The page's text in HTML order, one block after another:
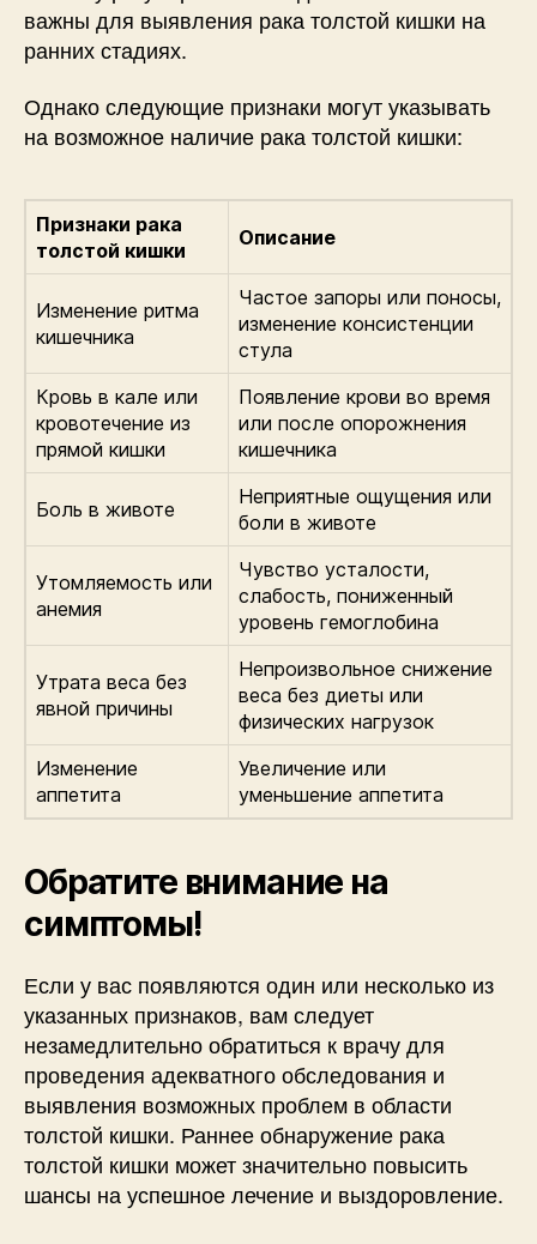
важны для выявления рака толстой кишки на
ранних стадиях.
Однако следующие признаки могут указывать
на возможное наличие рака толстой кишки:
Признаки рака
толстой кишки
Описание
Изменение ритма
кишечника
Частое запоры или поносы,
изменение консистенции
стула
Кровь в кале или
кровотечение из
прямой кишки
Появление крови во время
или после опорожнения
кишечника
Боль в животе
Неприятные ощущения или
боли в животе
Утомляемость или
анемия
Чувство усталости,
слабость, пониженный
уровень гемоглобина
Утрата веса без
явной причины
Непроизвольное снижение
веса без диеты или
физических нагрузок
Изменение
аппетита
Увеличение или
уменьшение аппетита
Обратите внимание на
симптомы!
Если у вас появляются один или несколько из
указанных признаков, вам следует
незамедлительно обратиться к врачу для
проведения адекватного обследования и
выявления возможных проблем в области
толстой кишки. Раннее обнаружение рака
толстой кишки может значительно повысить
шансы на успешное лечение и выздоровление.